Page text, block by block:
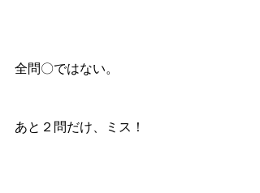
全問〇ではない。
あと２問だけ、ミス！